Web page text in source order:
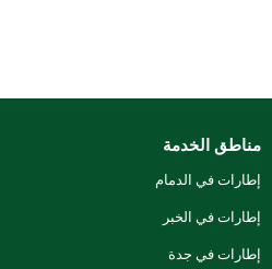
مناطق الخدمة
إطارات في الدمام
إطارات في الخبر
إطارات في جدة